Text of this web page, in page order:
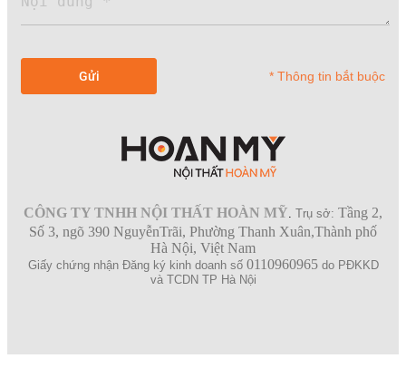
* Thông tin bắt buộc
CÔNG TY TNHH NỘI THẤT HOÀN MỸ. Trụ sở: Tầng 2,
Số 3, ngõ 390 NguyễnTrãi, Phường Thanh Xuân,Thành phố
Hà Nội, Việt Nam
Giấy chứng nhận Đăng ký kinh doanh số 0110960965do PĐKKD
và TCDN TP Hà Nội